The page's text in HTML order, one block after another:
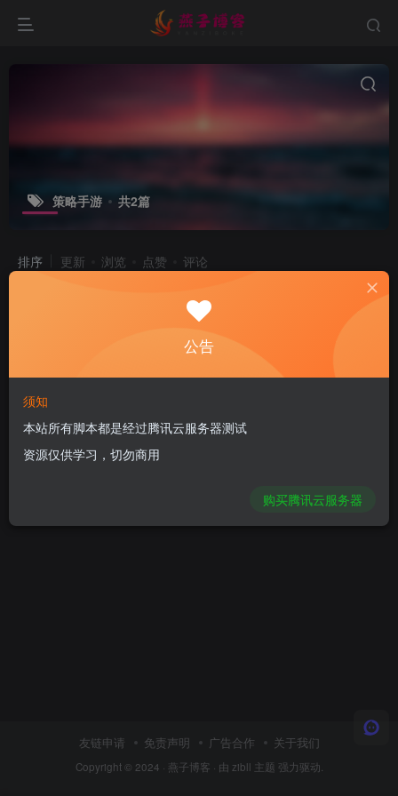
策略手游 共2篇
排序 更新 浏览 点赞 评论
[更新]典藏策略手游【列王的纷争
V6.12】云搭建控制台+Linux一键全自
动搭建脚本+GM后台+安卓
付费阅读 ￥28
版】Linux一键全自动搭建脚本+CDK
授权后台+安卓+Linux手工服务端+详
细搭建教程
付费阅读
友链申请 免责声明 广告合作 关于我们
Copyright © 2024 · 燕子博客 · 由 zibll 主题 强力驱动.
公告
须知
本站所有脚本都是经过腾讯云服务器测试
资源仅供学习，切勿商用
购买腾讯云服务器